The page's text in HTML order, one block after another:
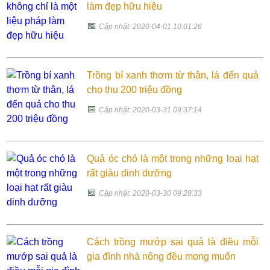
làm đẹp hữu hiệu
📅Cập nhật: 2020-04-01 10:01:26
Trồng bí xanh thơm từ thân, lá đến quả
cho thu 200 triệu đồng
📅Cập nhật: 2020-03-31 09:37:14
Quả óc chó là một trong những loại hạt
rất giàu dinh dưỡng
📅Cập nhật: 2020-03-30 09:28:33
Cách trồng mướp sai quả là điều mỗi
gia đình nhà nông đều mong muốn